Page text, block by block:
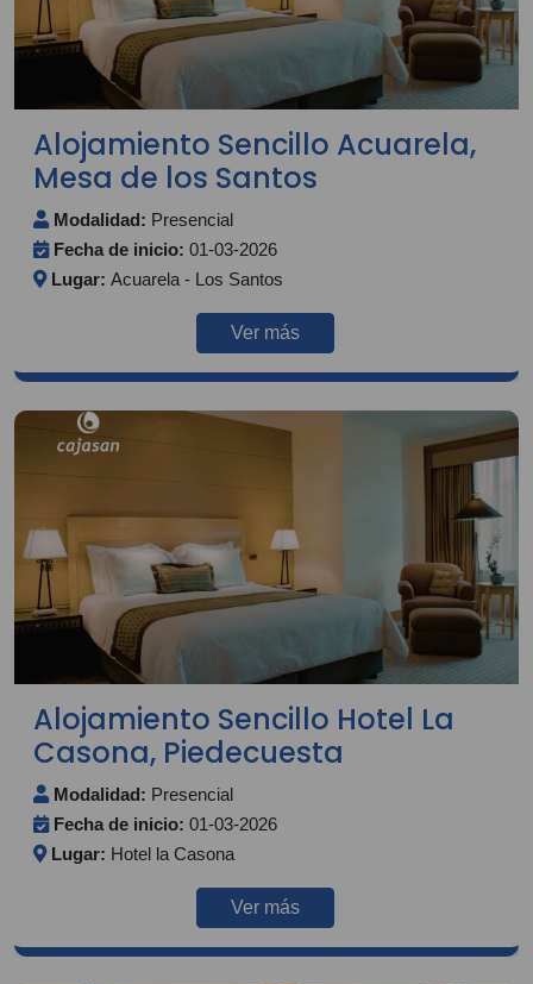
Alojamiento Sencillo Acuarela,
Mesa de los Santos
Modalidad: Presencial
Fecha de inicio: 01-03-2026
Lugar: Acuarela - Los Santos
Ver más
Alojamiento Sencillo Hotel La
Casona, Piedecuesta
Modalidad: Presencial
Fecha de inicio: 01-03-2026
Lugar: Hotel la Casona
Ver más